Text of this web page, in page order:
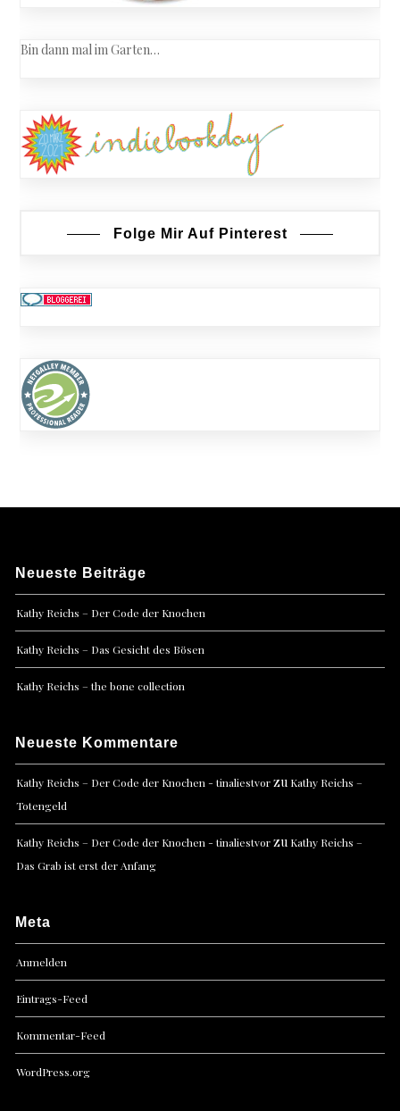
Bin dann mal im Garten…
Folge Mir Auf Pinterest
Neueste Beiträge
Kathy Reichs – Der Code der Knochen
Kathy Reichs – Das Gesicht des Bösen
Kathy Reichs – the bone collection
Neueste Kommentare
Kathy Reichs – Der Code der Knochen - tinaliestvorzu Kathy Reichs –
Totengeld
Kathy Reichs – Der Code der Knochen - tinaliestvorzu Kathy Reichs –
Das Grab ist erst der Anfang
Meta
Anmelden
Eintrags-Feed
Kommentar-Feed
WordPress.org